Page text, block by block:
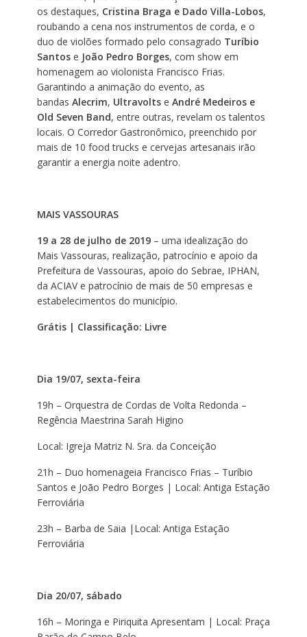
os destaques, Cristina Braga e Dado Villa-Lobos,
roubando a cena nos instrumentos de corda, e o
duo de violões formado pelo consagrado Turíbio
Santose João Pedro Borges, com show em
homenagem ao violonista Francisco Frias.
Garantindo a animação do evento, as
bandas Alecrim, Ultravoltse André Medeiros e
Old Seven Band, entre outras, revelam os talentos
locais. O Corredor Gastronômico, preenchido por
mais de 10 food trucks e cervejas artesanais irão
garantir a energia noite adentro.
MAIS VASSOURAS
19 a 28 de julho de 2019– uma idealização do
Mais Vassouras, realização, patrocínio e apoio da
Prefeitura de Vassouras, apoio do Sebrae, IPHAN,
da ACIAV e patrocínio de mais de 50 empresas e
estabelecimentos do município.
Grátis | Classificação: Livre
Dia 19/07, sexta-feira
19h – Orquestra de Cordas de Volta Redonda –
Regência Maestrina Sarah Higino
Local: Igreja Matriz N. Sra. da Conceição
21h – Duo homenageia Francisco Frias – Turíbio
Santos e João Pedro Borges | Local: Antiga Estação
Ferroviária
23h – Barba de Saia |Local: Antiga Estação
Ferroviária
Dia 20/07, sábado
16h – Moringa e Piriquita Apresentam | Local: Praça